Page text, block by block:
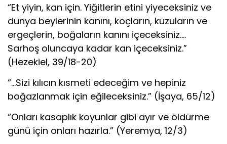
“Et yiyin, kan için. Yiğitlerin etini yiyeceksiniz ve
dünya beylerinin kanını, koçların, kuzuların ve
ergeçlerin, boğaların kanını içeceksiniz….
Sarhoş oluncaya kadar kan içeceksiniz.”
(Hezekiel, 39/18-20)
“…Sizi kılıcın kısmeti edeceğim ve hepiniz
boğazlanmak için eğileceksiniz.” (İşaya, 65/12)
“Onları kasaplık koyunlar gibi ayır ve öldürme
günü için onları hazırla.” (Yeremya, 12/3)